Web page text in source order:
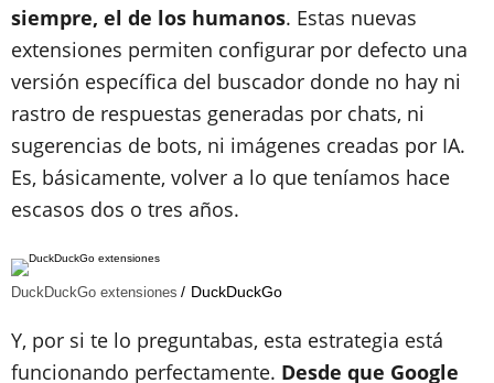
siempre, el de los humanos. Estas nuevas
extensiones permiten configurar por defecto una
versión específica del buscador donde no hay ni
rastro de respuestas generadas por chats, ni
sugerencias de bots, ni imágenes creadas por IA.
Es, básicamente, volver a lo que teníamos hace
escasos dos o tres años.
DuckDuckGo extensiones DuckDuckGo
Y, por si te lo preguntabas, esta estrategia está
funcionando perfectamente. Desde que Google